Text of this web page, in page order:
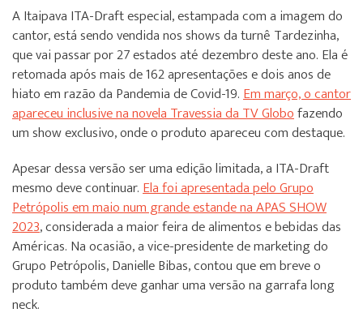
A Itaipava ITA-Draft especial, estampada com a imagem do
cantor, está sendo vendida nos shows da turnê Tardezinha,
que vai passar por 27 estados até dezembro deste ano. Ela é
retomada após mais de 162 apresentações e dois anos de
hiato em razão da Pandemia de Covid-19.Em março, o cantor
apareceu inclusive na novela Travessia da TV Globofazendo
um show exclusivo, onde o produto apareceu com destaque.
Apesar dessa versão ser uma edição limitada, a ITA-Draft
mesmo deve continuar.Ela foi apresentada pelo Grupo
Petrópolis em maio num grande estande na APAS SHOW
2023, considerada a maior feira de alimentos e bebidas das
Américas. Na ocasião, a vice-presidente de marketing do
Grupo Petrópolis, Danielle Bibas, contou que em breve o
produto também deve ganhar uma versão na garrafa long
neck.